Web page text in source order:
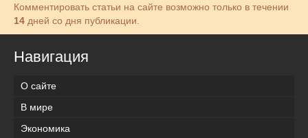
Комментировать статьи на сайте возможно только в течении
14 дней со дня публикации.
Навигация
О сайте
В мире
Экономика